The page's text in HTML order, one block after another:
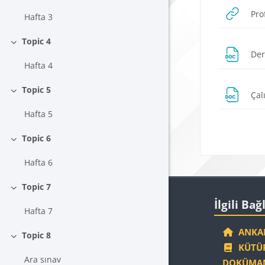
Hafta 3
Daralt
Topic 4
Hafta 4
Daralt
Topic 5
Hafta 5
Daralt
Topic 6
Hafta 6
Daralt
Topic 7
Hafta 7
Daralt
Topic 8
Ara sınav
İlgili